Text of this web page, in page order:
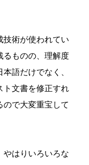
術が使われてい
るものの、理解度
語だけでなく、
ト文書を修正すれ
ので大変重宝して
はりいろいろな